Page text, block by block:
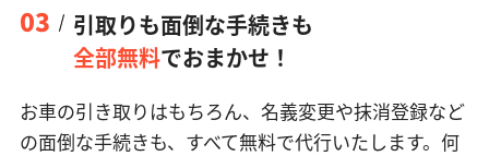
03
引取りも面倒な手続きも
全部無料でおまかせ！
お車の引き取りはもちろん、名義変更や抹消登録など
の面倒な手続きも、すべて無料で代行いたします。何